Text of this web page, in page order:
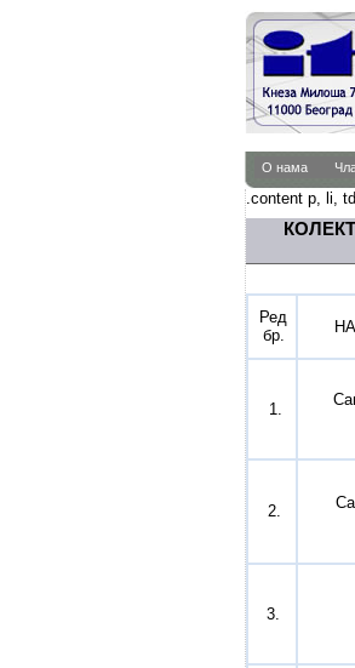
О нама
.content p, li,
Ред
бр.
1.
2.
3.